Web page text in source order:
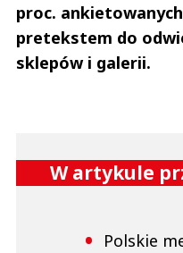
proc.
pretekstem do
sklepów i galerii.
W artykule
Polskie